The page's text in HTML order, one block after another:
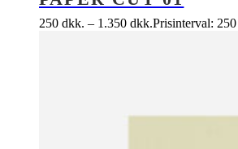
250 dkk. – 1.350 dkk.Prisinterval: